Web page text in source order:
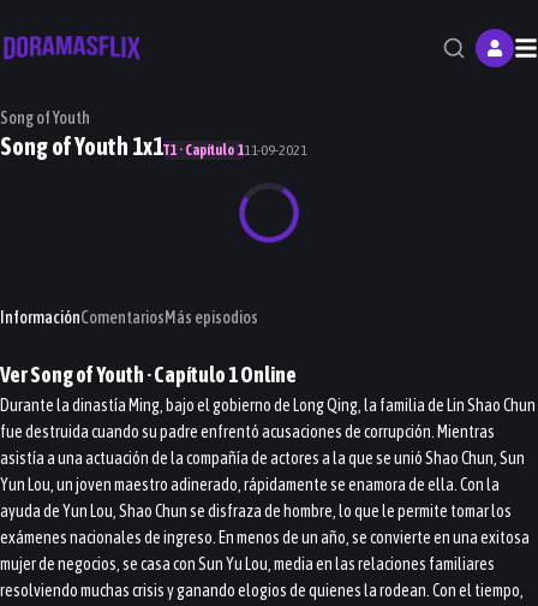
Song of Youth
Song of Youth 1x1T1 · Capítulo 111-09-2021
InformaciónComentariosMás episodios
VerSong of Youth· Capítulo1Online
Durante la dinastía Ming, bajo el gobierno de Long Qing, la familia de Lin Shao Chun
fue destruida cuando su padre enfrentó acusaciones de corrupción. Mientras
asistía a una actuación de la compañía de actores a la que se unió Shao Chun, Sun
Yun Lou, un joven maestro adinerado, rápidamente se enamora de ella. Con la
ayuda de Yun Lou, Shao Chun se disfraza de hombre, lo que le permite tomar los
exámenes nacionales de ingreso. En menos de un año, se convierte en una exitosa
mujer de negocios, se casa con Sun Yu Lou, media en las relaciones familiares
resolviendo muchas crisis y ganando elogios de quienes la rodean. Con el tiempo,